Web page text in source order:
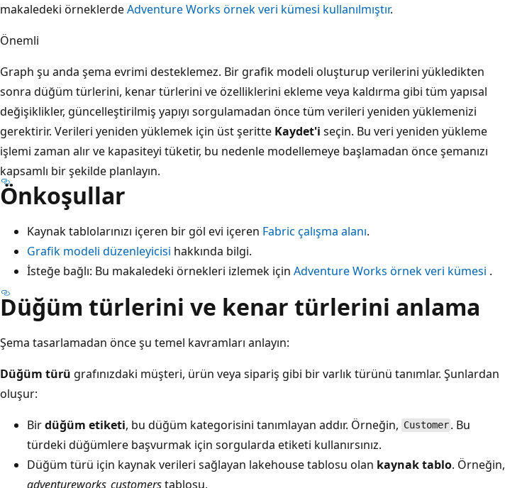
makaledeki örneklerdeAdventure Works örnek veri kümesi kullanılmıştır.
Önemli
Graph şu anda şema evrimi desteklemez. Bir grafik modeli oluşturup verilerini yükledikten
sonra düğüm türlerini, kenar türlerini ve özelliklerini ekleme veya kaldırma gibi tüm yapısal
değişiklikler, güncelleştirilmiş yapıyı sorgulamadan önce tüm verileri yeniden yüklemenizi
gerektirir. Verileri yeniden yüklemek için üst şeritte Kaydet'i seçin. Bu veri yeniden yükleme
işlemi zaman alır ve kapasiteyi tüketir, bu nedenle modellemeye başlamadan önce şemanızı
kapsamlı bir şekilde planlayın.
Önkoşullar
Kaynak tablolarınızı içeren bir göl evi içeren Fabric çalışma alanı.
Grafik modeli düzenleyicisi hakkında bilgi.
İsteğe bağlı: Bu makaledeki örnekleri izlemek için Adventure Works örnek veri kümesi .
Düğüm türlerini ve kenar türlerini anlama
Şema tasarlamadan önce şu temel kavramları anlayın:
Düğüm türü grafınızdaki müşteri, ürün veya sipariş gibi bir varlık türünü tanımlar. Şunlardan
oluşur:
Birdüğüm etiketi, bu düğüm kategorisini tanımlayan addır. Örneğin, Customer . Bu
türdeki düğümlere başvurmak için sorgularda etiketi kullanırsınız.
Düğüm türü için kaynak verileri sağlayan lakehouse tablosu olan kaynak tablo. Örneğin,
adventureworks_customerstablosu.